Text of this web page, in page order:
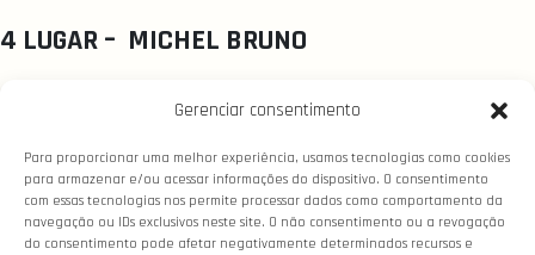
Gerenciar consentimento
Para proporcionar uma melhor experiência, usamos tecnologias como cookies
para armazenar e/ou acessar informações do dispositivo. O consentimento
com essas tecnologias nos permite processar dados como comportamento da
navegação ou IDs exclusivos neste site. O não consentimento ou a revogação
do consentimento pode afetar negativamente determinados recursos e
4 LUGAR – MICHEL BRUNO
MACHOS TANK
1 LUGAR – MICHEL BRUNO